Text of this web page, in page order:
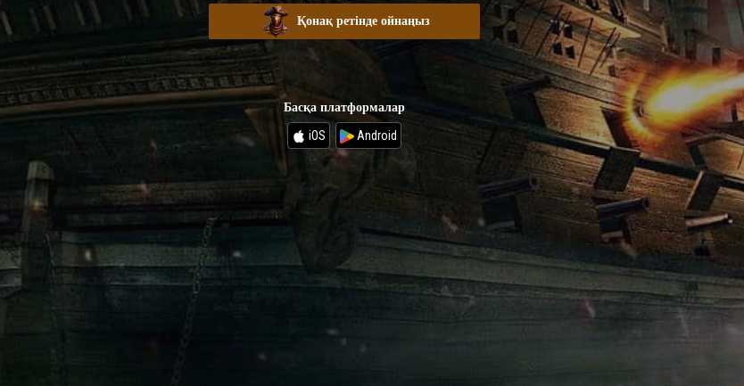
Қонақ ретінде ойнаңыз
Басқа платформалар
iOS Android